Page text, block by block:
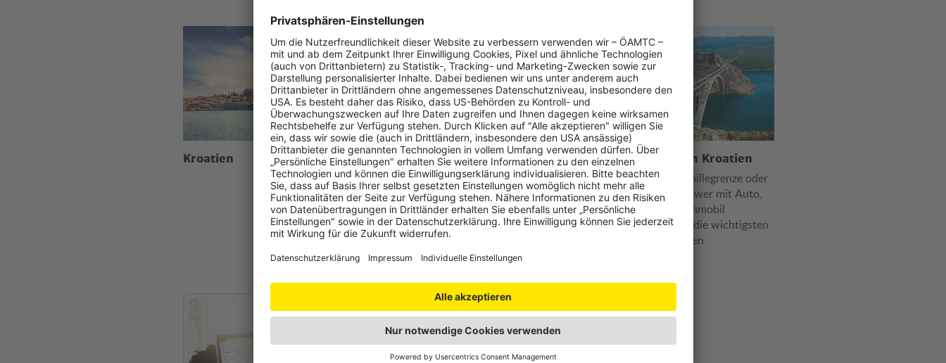
Kroatien Maut & Vignette in Europa
Wer mit dem Auto durch Europa
reist, sollte sich rechtzeitig über
Maut- und Vignettenpflicht in den
einzelnen Ländern informieren.
Verkehrsregeln in Kroatien
Ob Tempolimit, Promillegrenze oder
Pflichtausstattung – wer mit Auto,
Motorrad oder Wohnmobil
unterwegs ist, sollte die wichtigsten
Verkehrsregeln kennen
Routenplaner
Planen Sie online Ihre persönliche Route
Inklusive Sprit-, Maut- und Vignettenkosten